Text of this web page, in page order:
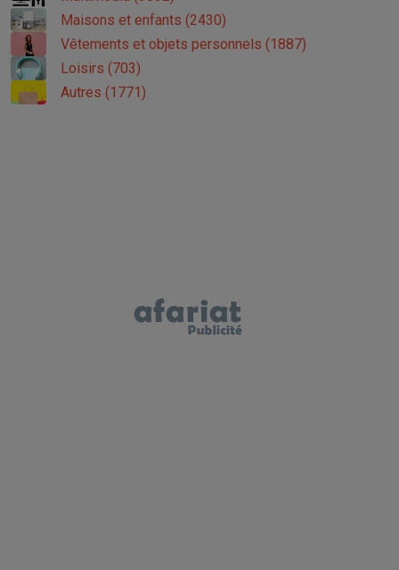
Maisons et enfants (2430)
Vêtements et objets personnels (1887)
Loisirs (703)
Autres (1771)